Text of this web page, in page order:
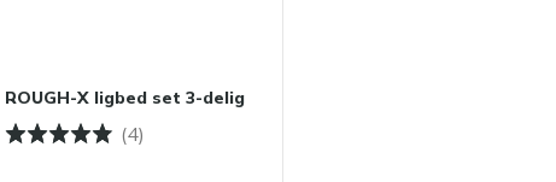
ROUGH-X ligbed set 3-delig
(4)